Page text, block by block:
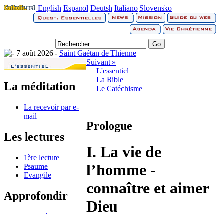
English Espanol Deutsh Italiano Slovensko
7 août 2026 - Saint Gaétan de Thienne
La méditation
La recevoir par e-
mail
Les lectures
1ère lecture
Psaume
Evangile
Approfondir
Suivant »
L'essentiel
La Bible
Le Catéchisme
Prologue
I. La vie de
l’homme -
connaître et aimer
Dieu